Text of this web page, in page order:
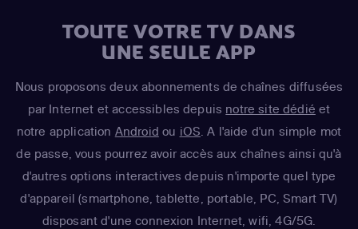
TOUTE VOTRE TV DANS
UNE SEULE APP
Nous proposons deux abonnements de chaînes diffusées
par Internet et accessibles depuis notre site dédié et
notre application Android ou iOS. A l'aide d'un simple mot
de passe, vous pourrez avoir accès aux chaînes ainsi qu'à
d'autres options interactives depuis n'importe quel type
d'appareil (smartphone, tablette, portable, PC, Smart TV)
disposant d'une connexion Internet, wifi, 4G/5G.